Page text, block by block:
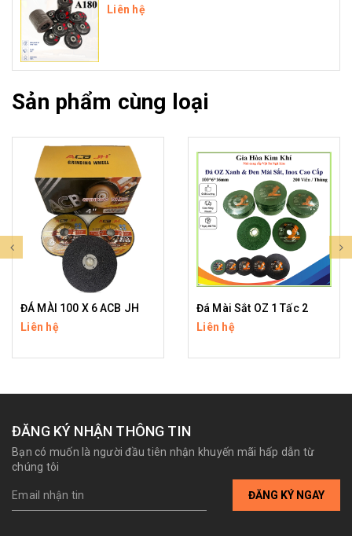
Liên hệ
Sản phẩm cùng loại
ĐÁ MÀI 100 X 6 ACB JH
Liên hệ
Đá Mài Sắt OZ 1 Tấc 2
Liên hệ
ĐĂNG KÝ NHẬN THÔNG TIN
Bạn có muốn là người đầu tiên nhận khuyến mãi hấp dẫn từ
chúng tôi
ĐĂNG KÝ NGAY